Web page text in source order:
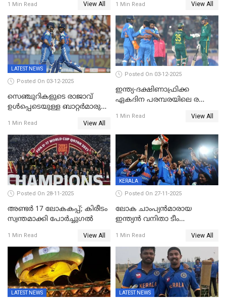
ഒപ്പത്തിനൊപ്പം
1 Min Read View All
ഇല്ല;
ദക്ഷിണാഫ്രിക്കയ്‌ക്കെതിരായ
ടി20 പരമ്പരയ്ക്കുള്ള ഇന്ത്യന്‍
ടീമിനെ പ്രഖ്യാപിച്ചു
1 Min Read View All
LATEST NEWS
Posted On 03-12-2025
സെഞ്ചുറികളുടെ രാജാവ്
ഉൾപ്പെടെയുള്ള ബാറ്റർമാരുടെ
ഇന്ത്യയ്ക്ക് 358 റൺസ്
1 Min Read View All
Posted On 03-12-2025
ഇന്ത്യ-ദക്ഷിണാഫ്രിക്ക
ഏകദിന പരമ്പരയിലെ രണ്ടാം
1 Min Read View All
Posted On 28-11-2025
അണ്ടര്‍ 17 ലോകകപ്പ്; കിരീടം
സ്വന്തമാക്കി പോര്‍ച്ചുഗല്‍
1 Min Read View All
KERALA
Posted On 27-11-2025
ലോക ചാംപ്യൻമാരായ
ഇന്ത്യൻ വനിതാ ടീം
മത്സരങ്ങൾ ​ഗ്രീൻഫീൽഡിൽ
1 Min Read View All
LATEST NEWS LATEST NEWS